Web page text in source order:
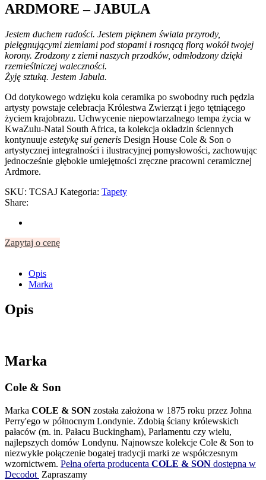
ARDMORE – JABULA
Jestem duchem radości. Jestem pięknem świata przyrody,
pielęgnującymi ziemiami pod stopami i rosnącą florą wokół twojej
korony. Zrodzony z ziemi naszych przodków, odmłodzony dzięki
rzemieślniczej waleczności.
Żyję sztuką. Jestem Jabula.
Od dotykowego wdzięku koła ceramika po swobodny ruch pędzla
artysty powstaje celebracja Królestwa Zwierząt i jego tętniącego
życiem krajobrazu. Uchwycenie niepowtarzalnego tempa życia w
KwaZulu-Natal South Africa, ta kolekcja okładzin ściennych
kontynuuje estetykę sui generis Design House Cole & Son o
artystycznej integralności i ilustracyjnej pomysłowości, zachowując
jednocześnie głębokie umiejętności zręczne pracowni ceramicznej
Ardmore.
SKU: TCSAJ Kategoria: Tapety
Share:
Zapytaj o cenę
Opis
Marka
Opis
Marka
Cole & Son
Marka COLE & SON została założona w 1875 roku przez Johna
Perry'ego w północnym Londynie. Zdobią ściany królewskich
pałaców (m. in. Pałacu Buckingham), Parlamentu czy wielu,
najlepszych domów Londynu. Najnowsze kolekcje Cole & Son to
niezwykłe połączenie bogatej tradycji marki ze współczesnym
wzornictwem. Pełna oferta producenta COLE & SON dostępna w
Decodot Zapraszamy